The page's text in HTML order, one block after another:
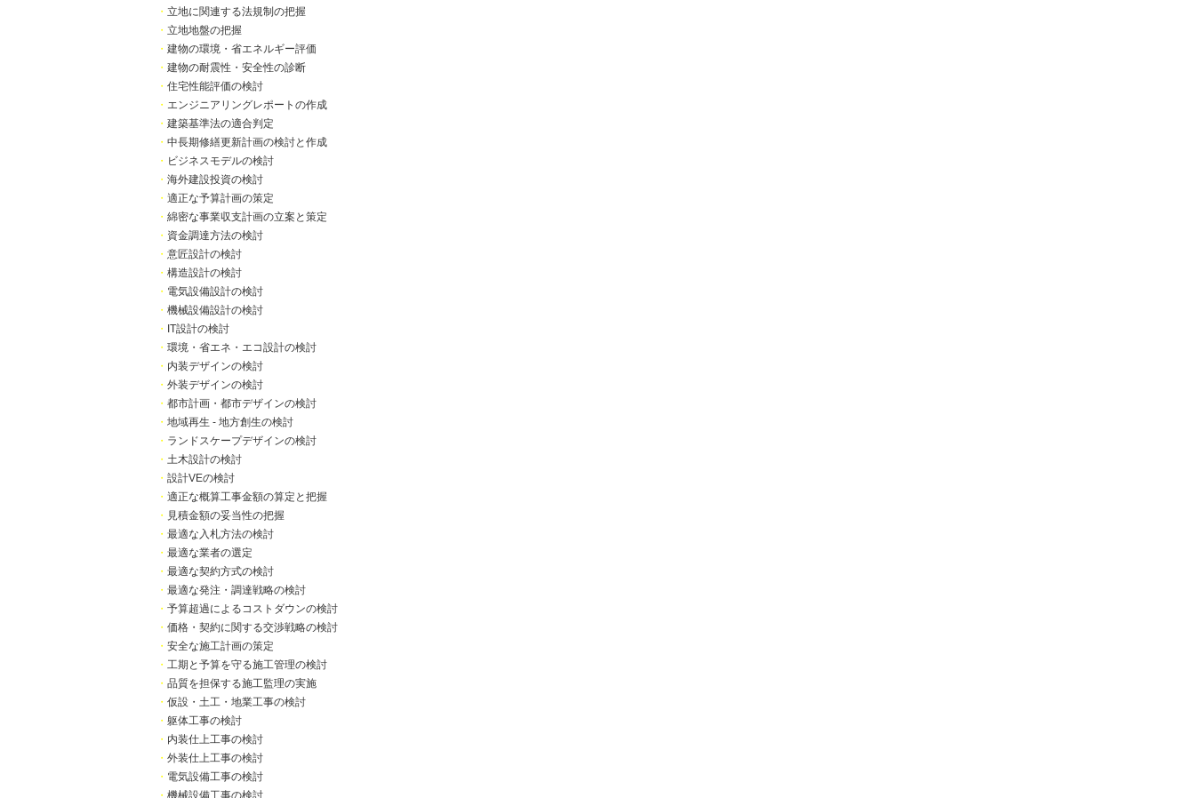
・ 立地に関連する法規制の把握
・ 立地地盤の把握
・ 建物の環境・省エネルギー評価
・ 建物の耐震性・安全性の診断
・ 住宅性能評価の検討
・ エンジニアリングレポートの作成
・ 建築基準法の適合判定
・ 中長期修繕更新計画の検討と作成
・ ビジネスモデルの検討
・ 海外建設投資の検討
・ 適正な予算計画の策定
・ 綿密な事業収支計画の立案と策定
・ 資金調達方法の検討
・ 意匠設計の検討
・ 構造設計の検討
・ 電気設備設計の検討
・ 機械設備設計の検討
・ IT設計の検討
・ 環境・省エネ・エコ設計の検討
・ 内装デザインの検討
・ 外装デザインの検討
・ 都市計画・都市デザインの検討
・ 地域再生 - 地方創生の検討
・ ランドスケープデザインの検討
・ 土木設計の検討
・ 設計VEの検討
・ 適正な概算工事金額の算定と把握
・ 見積金額の妥当性の把握
・ 最適な入札方法の検討
・ 最適な業者の選定
・ 最適な契約方式の検討
・ 最適な発注・調達戦略の検討
・ 予算超過によるコストダウンの検討
・ 価格・契約に関する交渉戦略の検討
・ 安全な施工計画の策定
・ 工期と予算を守る施工管理の検討
・ 品質を担保する施工監理の実施
・ 仮設・土工・地業工事の検討
・ 躯体工事の検討
・ 内装仕上工事の検討
・ 外装仕上工事の検討
・ 電気設備工事の検討
・ 機械設備工事の検討